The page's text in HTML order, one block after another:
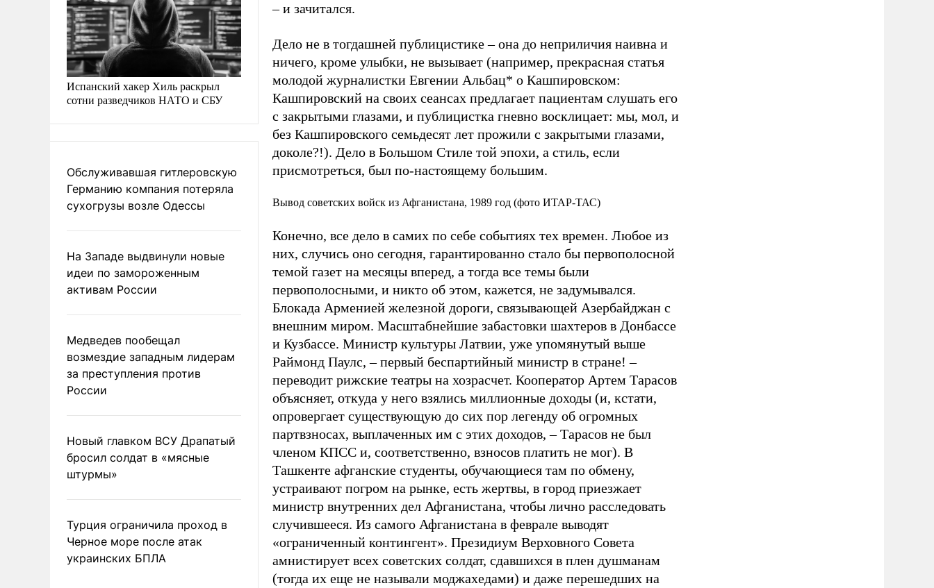
Испанский хакер Хиль раскрыл
сотни разведчиков НАТО и СБУ
Обслуживавшая гитлеровскую
Германию компания потеряла
сухогрузы возле Одессы
На Западе выдвинули новые
идеи по замороженным
активам России
Медведев пообещал
возмездие западным лидерам
за преступления против
России
Новый главком ВСУ Драпатый
бросил солдат в «мясные
штурмы»
Турция ограничила проход в
Черное море после атак
украинских БПЛА
– и зачитался.
Дело не в тогдашней публицистике – она до неприличия наивна и
ничего, кроме улыбки, не вызывает (например, прекрасная статья
молодой журналистки Евгении Альбац* о Кашпировском:
Кашпировский на своих сеансах предлагает пациентам слушать его
с закрытыми глазами, и публицистка гневно восклицает: мы, мол, и
без Кашпировского семьдесят лет прожили с закрытыми глазами,
доколе?!). Дело в Большом Стиле той эпохи, а стиль, если
присмотреться, был по-настоящему большим.
Вывод советских войск из Афганистана, 1989 год (фото ИТАР-ТАС)
Конечно, все дело в самих по себе событиях тех времен. Любое из
них, случись оно сегодня, гарантированно стало бы первополосной
темой газет на месяцы вперед, а тогда все темы были
первополосными, и никто об этом, кажется, не задумывался.
Блокада Арменией железной дороги, связывающей Азербайджан с
внешним миром. Масштабнейшие забастовки шахтеров в Донбассе
и Кузбассе. Министр культуры Латвии, уже упомянутый выше
Раймонд Паулс, – первый беспартийный министр в стране! –
переводит рижские театры на хозрасчет. Кооператор Артем Тарасов
объясняет, откуда у него взялись миллионные доходы (и, кстати,
опровергает существующую до сих пор легенду об огромных
партвзносах, выплаченных им с этих доходов, – Тарасов не был
членом КПСС и, соответственно, взносов платить не мог). В
Ташкенте афганские студенты, обучающиеся там по обмену,
устраивают погром на рынке, есть жертвы, в город приезжает
министр внутренних дел Афганистана, чтобы лично расследовать
случившееся. Из самого Афганистана в феврале выводят
«ограниченный контингент». Президиум Верховного Совета
амнистирует всех советских солдат, сдавшихся в плен душманам
(тогда их еще не называли моджахедами) и даже перешедших на